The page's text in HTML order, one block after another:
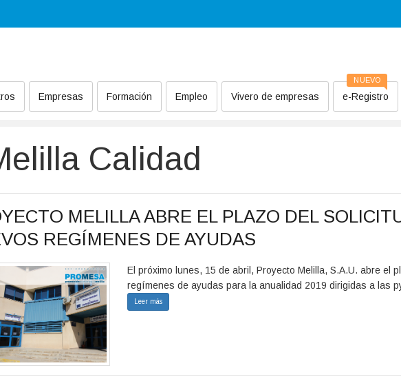
Empresas Formación Empleo Vivero de empresas e-Registro
NUEVO
Calidad
MELILLA ABRE EL PLAZO DEL
REGÍMENES DE AYUDAS
El próximo lunes, 15 de abril, Proyecto Melilla, S.A.U. abre el
regímenes de ayudas para la anualidad 2019 dirigidas a las
Leer más